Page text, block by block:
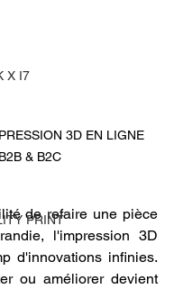
X I7
PRINT
B2B & B2C
de refaire une pièce
l'impression 3D
d'innovations infinies.
ou améliorer devient